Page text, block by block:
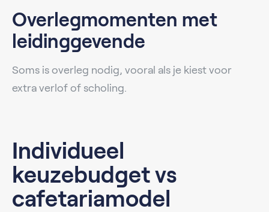
Overlegmomenten met
leidinggevende
Soms is overleg nodig, vooral als je kiest voor
extra verlof of scholing.
Individueel
keuzebudget vs
cafetariamodel